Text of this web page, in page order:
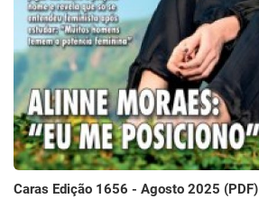
Caras Edição 1656 - Agosto 2025 (PDF)